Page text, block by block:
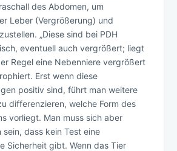
des Abdomen, um
Leber (Vergrößerung) und
„Diese sind bei PDH
eventuell auch vergrößert; liegt
Regel eine Nebenniere vergrößert
Erst wenn diese
positiv sind, führt man weitere
differenzieren, welche Form des
vorliegt. Man muss sich aber
sein, dass kein Test eine
Sicherheit gibt. Wenn das Tier